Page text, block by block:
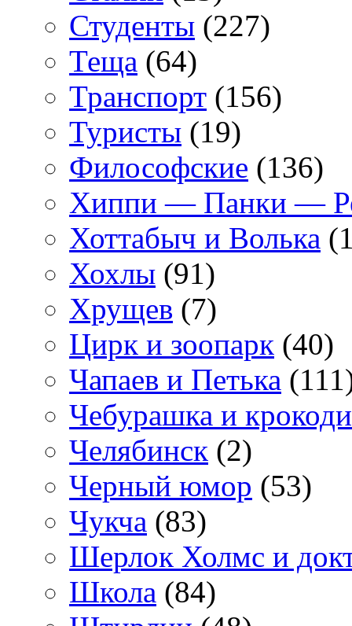
Студенты (227)
Теща (64)
Транспорт (156)
Туристы (19)
Философские (136)
Хиппи — Панки —
Хоттабыч и Волька
Хохлы (91)
Хрущев (7)
Цирк и зоопарк (40)
Чапаев и Петька
Чебурашка и
Челябинск (2)
Черный юмор (53)
Чукча (83)
Шерлок Холмс и
Школа (84)